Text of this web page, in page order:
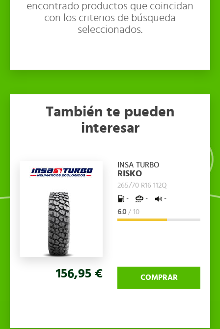
encontrado productos que coincidan
con los criterios de búsqueda
seleccionados.
También te pueden
interesar
INSA TURBO
RISKO
265/70 R16 112Q
-
-
-
6.0 / 10
156,95 € COMPRAR